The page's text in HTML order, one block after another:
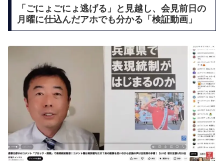
「ごにょごにょ逃げる」と見越し、会見前日の
月曜に仕込んだアホでも分かる「検証動画」